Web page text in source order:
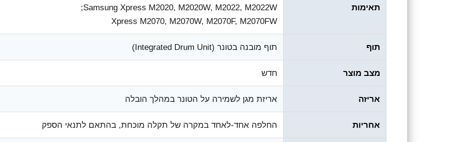
תאימות
Samsung Xpress M2020, M2020W, M2022, M2022W;
Xpress M2070, M2070W, M2070F, M2070FW
תוף תוף מובנה בטונר (Integrated Drum Unit)
מצב מוצר חדש
אריזה אריזת מגן לשמירה על הטונר במהלך הובלה
אחריות החלפה אחד-לאחד במקרה של תקלה מוכחת, בהתאם לתנאי הספק